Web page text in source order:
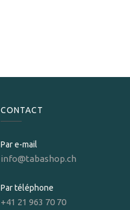
CONTACT
Par e-mail
info@tabashop.ch
Par téléphone
+41 21 963 70 70